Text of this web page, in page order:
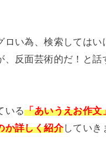
ロい為、検索してはい
、反面芸術的だ！と話
いる「あいうえお作文
か詳しく紹介していき